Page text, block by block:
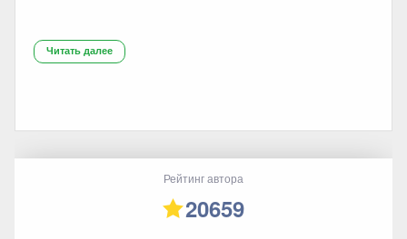
Читать далее
Рейтинг автора
20659